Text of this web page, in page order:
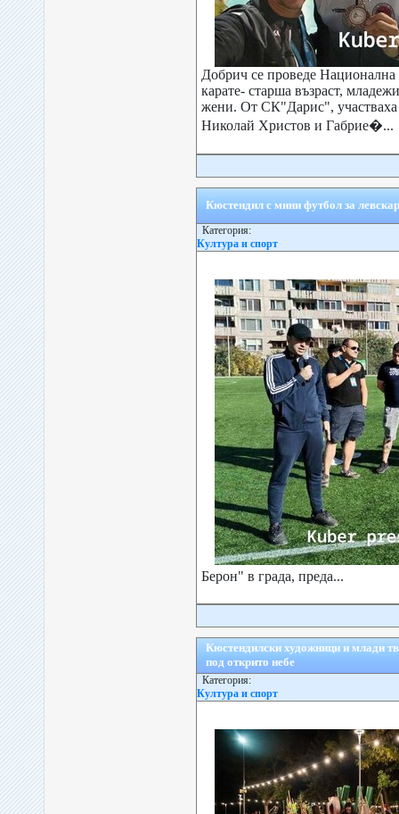
Добрич се проведе
карате- старша възраст,
жени. От СК"Дарис", участваха
Николай Христов и Габрие�...
Кюстендил с мини футбол за
Категория:
Култура и спорт
Берон" в града, преда...
Кюстендилски художници и млади
под открито небе
Категория:
Култура и спорт